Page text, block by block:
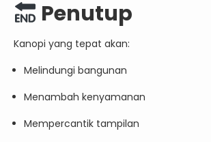
Penutup
Kanopi yang tepat akan:
Melindungi bangunan
Menambah kenyamanan
Mempercantik tampilan